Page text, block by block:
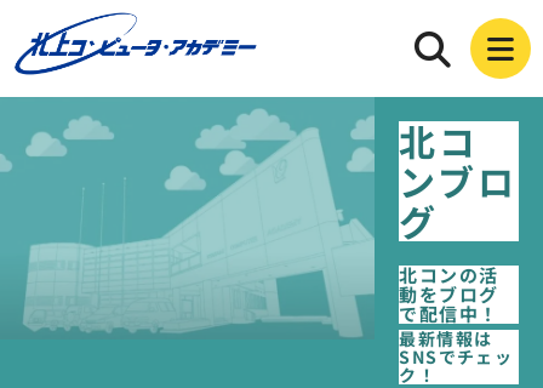
北コ
ンブロ
グ
北コンの活
動をブログ
で配信中！
最新情報は
SNSでチェッ
ク！